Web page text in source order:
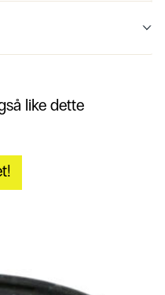
like dette